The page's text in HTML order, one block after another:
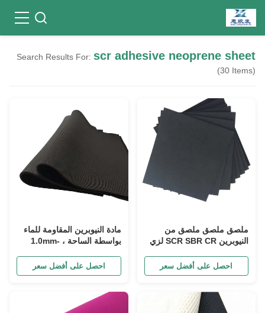
Search Results For: scr adhesive neoprene sheet
(30 Items)
ملصق ملصق ملصق من
النيوبرين SCR SBR CR لزي
احصل على أفضل سعر
مادة النيوبرين المقاومة للماء
بواسطة الساحة ، 1.0mm-
اللاصقة الذاتية
احصل على أفضل سعر